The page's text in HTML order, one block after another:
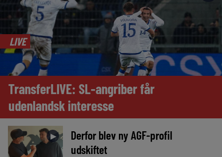
LIVE
TransferLIVE: SL-angriber får
udenlandsk interesse
►
Derfor blev ny AGF-profil
udskiftet